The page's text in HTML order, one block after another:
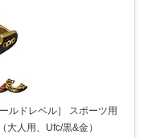
ルドレベル］ スポーツ用
大人用、Ufc/黒&金）